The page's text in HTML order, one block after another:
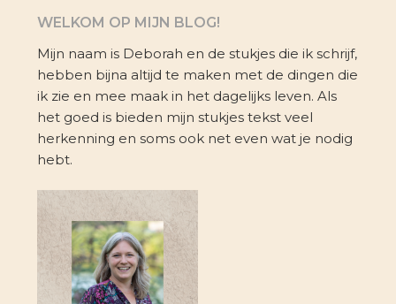
WELKOM OP MIJN BLOG!
Mijn naam is Deborah en de stukjes die ik schrijf,
hebben bijna altijd te maken met de dingen die
ik zie en mee maak in het dagelijks leven. Als
het goed is bieden mijn stukjes tekst veel
herkenning en soms ook net even wat je nodig
hebt.